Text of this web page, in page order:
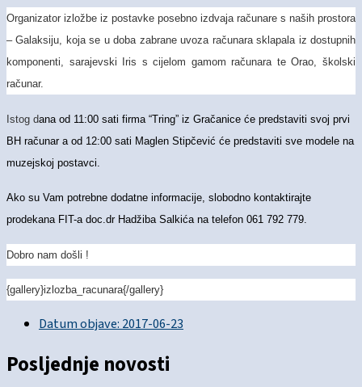
Organizator izložbe iz postavke posebno izdvaja računare s naših prostora
– Galaksiju, koja se u doba zabrane uvoza računara sklapala iz dostupnih
komponenti, sarajevski Iris s cijelom gamom računara te Orao, školski
računar.
Istog dana od 11:00 sati firma “Tring” iz Gračanice će predstaviti svoj prvi
BH računar a od 12:00 sati Maglen Stipčević će predstaviti sve modele na
muzejskoj postavci.
Ako su Vam potrebne dodatne informacije, slobodno kontaktirajte
prodekana FIT-a doc.dr Hadžiba Salkića na telefon 061 792 779.
Dobro nam došli !
{gallery}izlozba_racunara{/gallery}
Datum objave:2017-06-23
Posljednje novosti